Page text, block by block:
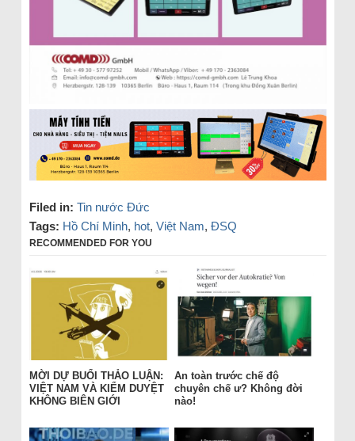
Filed in: Tin nước Đức
Tags: Hồ Chí Minh, hot, Việt Nam, ĐSQ
RECOMMENDED FOR YOU
MỜI DỰ BUỔI THẢO LUẬN:
VIỆT NAM VÀ KIỂM DUYỆT
KHÔNG BIÊN GIỚI
An toàn trước chế độ
chuyên chế ư? Không đời
nào!